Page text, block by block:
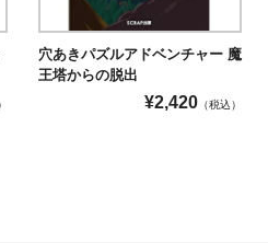
穴あきパズルアドベンチャー 魔
王塔からの脱出
¥2,420 （税込）